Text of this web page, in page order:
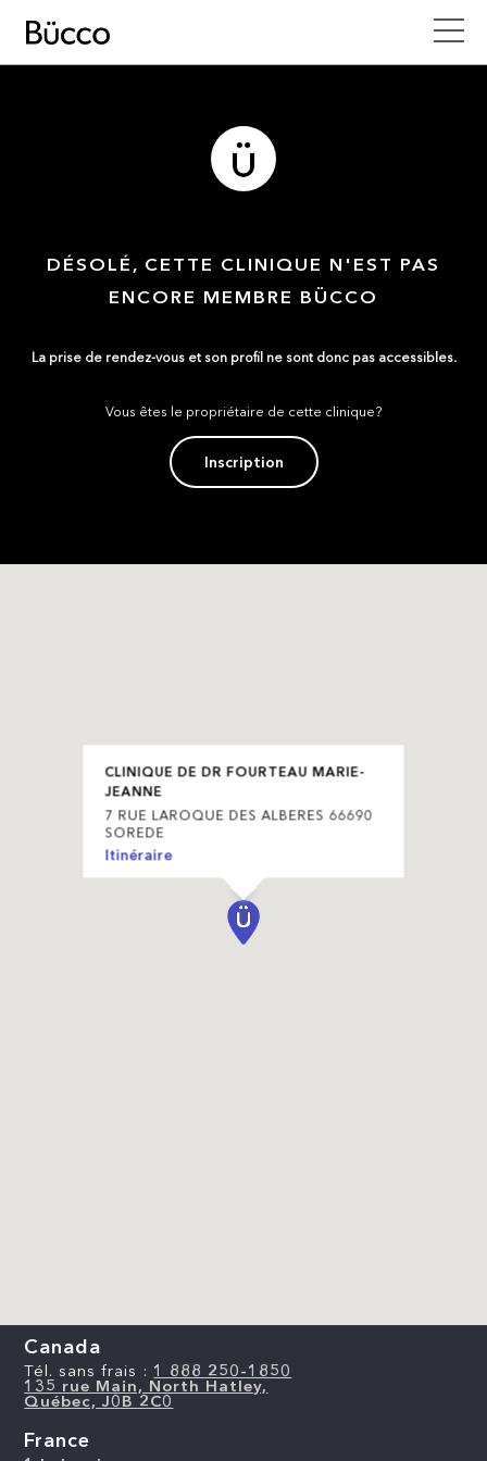
DÉSOLÉ, CETTE CLINIQUE N'EST PAS
ENCORE MEMBRE BÜCCO
La prise de rendez-vous et son profil ne sont donc pas accessibles.
Vous êtes le propriétaire de cette clinique?
Inscription
CLINIQUE DE DR FOURTEAU MARIE-
JEANNE
7 RUE LAROQUE DES ALBERES 66690
SOREDE
Itinéraire
Canada
Tél. sans frais : 1 888 250-1850
135 rue Main, North Hatley,
Québec, J0B 2C0
France